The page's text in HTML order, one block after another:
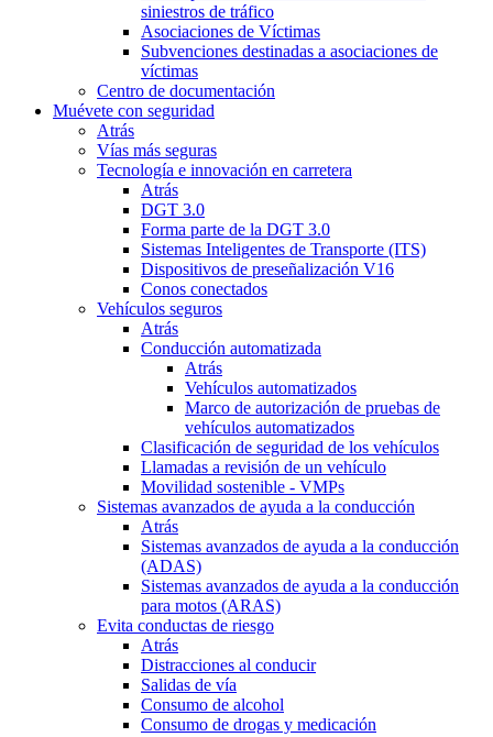
siniestros de tráfico
Asociaciones de Víctimas
Subvenciones destinadas a asociaciones de
víctimas
Centro de documentación
Muévete con seguridad
Atrás
Vías más seguras
Tecnología e innovación en carretera
Atrás
DGT 3.0
Forma parte de la DGT 3.0
Sistemas Inteligentes de Transporte (ITS)
Dispositivos de preseñalización V16
Conos conectados
Vehículos seguros
Atrás
Conducción automatizada
Atrás
Vehículos automatizados
Marco de autorización de pruebas de
vehículos automatizados
Clasificación de seguridad de los vehículos
Llamadas a revisión de un vehículo
Movilidad sostenible - VMPs
Sistemas avanzados de ayuda a la conducción
Atrás
Sistemas avanzados de ayuda a la conducción
(ADAS)
Sistemas avanzados de ayuda a la conducción
para motos (ARAS)
Evita conductas de riesgo
Atrás
Distracciones al conducir
Salidas de vía
Consumo de alcohol
Consumo de drogas y medicación